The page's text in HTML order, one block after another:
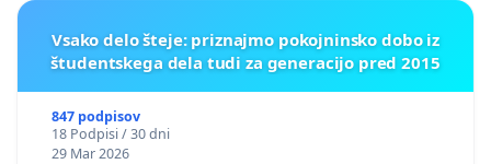
Vsako delo šteje: priznajmo pokojninsko dobo iz
študentskega dela tudi za generacijo pred 2015
847 podpisov
18 Podpisi / 30 dni
29 Mar 2026